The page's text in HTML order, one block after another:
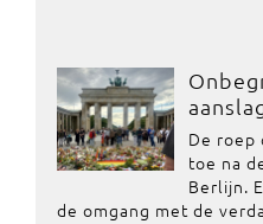
De roep
toe na
Berlijn.
de omgang met de